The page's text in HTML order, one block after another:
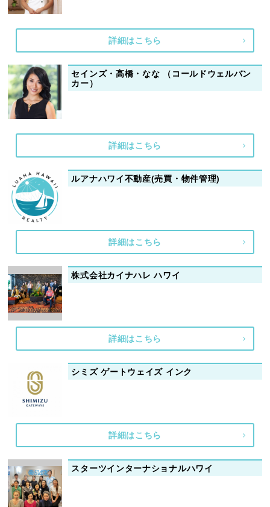
詳細はこちら
セインズ・高橋・なな （コールドウェルバン
カー）
詳細はこちら
ルアナハワイ不動産(売買・物件管理)
詳細はこちら
株式会社カイナハレ ハワイ
詳細はこちら
シミズ ゲートウェイズ インク
詳細はこちら
スターツインターナショナルハワイ